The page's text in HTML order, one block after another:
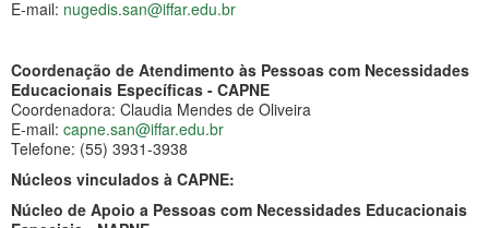
E-mail: nugedis.san@iffar.edu.br
Coordenação de Atendimento às Pessoas com Necessidades
Educacionais Específicas - CAPNE
Coordenadora: Claudia Mendes de Oliveira
E-mail: capne.san@iffar.edu.br
Telefone: (55) 3931-3938
Núcleos vinculados à CAPNE:
Núcleo de Apoio a Pessoas com Necessidades Educacionais